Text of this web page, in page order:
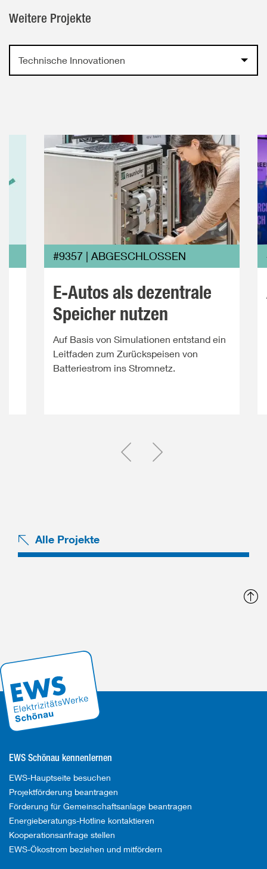
Weitere Projekte
Technische Innovationen
#9357 | ABGESCHLOSSEN
E-Autos als dezentrale
Speicher nutzen
Auf Basis von Simulationen entstand ein
Leitfaden zum Zurückspeisen von
Batteriestrom ins Stromnetz.
Einen Slide zurück
Einen Slide vor
Alle Projekte
EWS Schönau kennenlernen
EWS-Hauptseite besuchen
Projektförderung beantragen
Förderung für Gemeinschaftsanlage beantragen
Energieberatungs-Hotline kontaktieren
Kooperationsanfrage stellen
EWS-Ökostrom beziehen und mitfördern